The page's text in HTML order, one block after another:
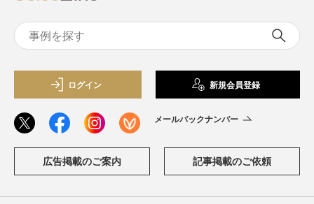
ログイン 新規会員登録
メールバックナンバー
広告掲載のご案内 記事掲載のご依頼